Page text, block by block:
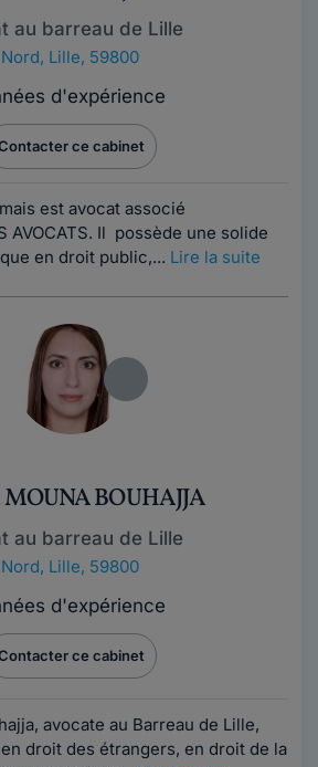
au barreau de Lille
Nord, Lille, 59800
d'expérience
ce cabinet
est avocat associé
AVOCATS. Il possède une solide
en droit public,... Lire la suite
BOUHAJJA
au barreau de Lille
Nord, Lille, 59800
d'expérience
ce cabinet
avocate au Barreau de Lille,
droit des étrangers, en droit de la